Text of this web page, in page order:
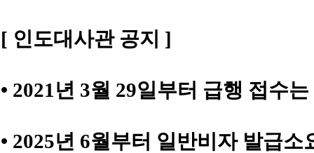
[ 인도대사관 공지 ]
• 2021년 3월 29일부터 급행 접수
• 2025년 6월부터 일반비자 발급